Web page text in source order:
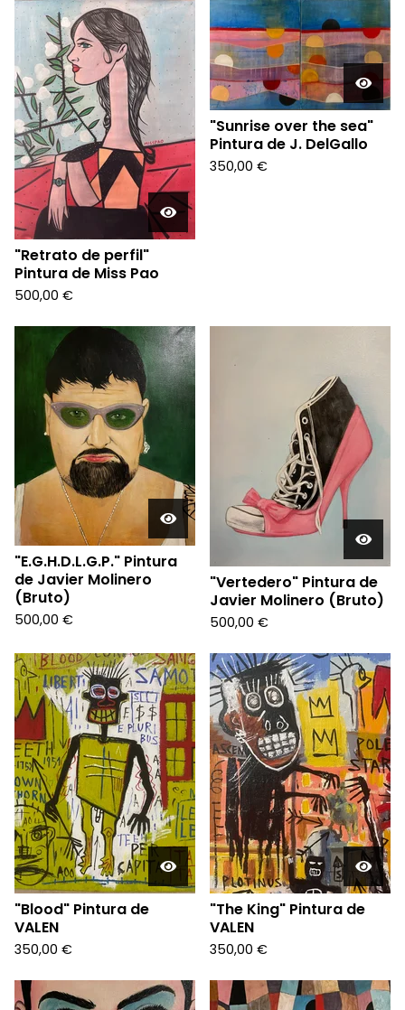
"Retrato de perfil"
Pintura de Miss Pao
500,00 €
"Sunrise over the sea"
Pintura de J. DelGallo
350,00 €
"E.G.H.D.L.G.P." Pintura
de Javier Molinero
(Bruto)
500,00 €
"Vertedero" Pintura de
Javier Molinero (Bruto)
500,00 €
"Blood" Pintura de
VALEN
350,00 €
"The King" Pintura de
VALEN
350,00 €